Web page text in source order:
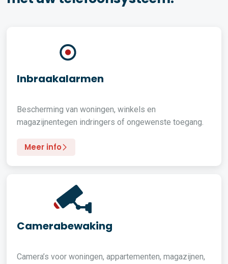
Inbraakalarmen
Bescherming van woningen, winkels en
magazijnentegen indringers of ongewenste toegang.
Meer info
Camerabewaking
Camera’s voor woningen, appartementen, magazijnen,